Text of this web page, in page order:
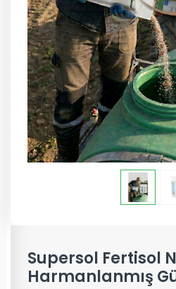
Supersol Fertisol
Harmanlanmış